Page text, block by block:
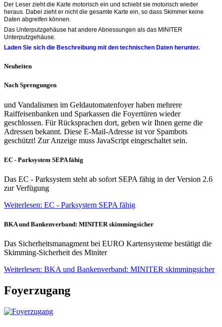
Der Leser zieht die Karte motorisch ein und schiebt sie motorisch wieder
heraus. Dabei zieht er nicht die gesamte Karte ein, so dass Skimmer keine
Daten abgreifen können.
Das Unterputzgehäuse hat andere Abnessungen als das MINITER
Unterputzgehäuse.
Laden Sie sich die Beschreibung mit den technischen Daten herunter.
Neuheiten
Nach Sprengungen
und Vandalismen im Geldautomatenfoyer haben mehrere
Raiffeisenbanken und Sparkassen die Foyertüren wieder
geschlossen. Für Rücksprachen dort, geben wir Ihnen gerne die
Adressen bekannt. Diese E-Mail-Adresse ist vor Spambots
geschützt! Zur Anzeige muss JavaScript eingeschaltet sein.
EC - Parksystem SEPA fähig
Das EC - Parksystem steht ab sofort SEPA fähig in der Version 2.6
zur Verfügung
Weiterlesen: EC - Parksystem SEPA fähig
BKA und Bankenverband: MINITER skimmingsicher
Das Sicherheitsmanagment bei EURO Kartensysteme bestätigt die
Skimming-Sicherheit des Miniter
Weiterlesen: BKA und Bankenverband: MINITER skimmingsicher
Foyerzugang